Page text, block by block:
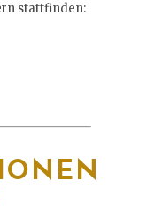
stattfinden: